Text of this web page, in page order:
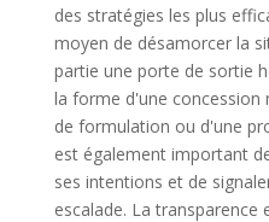
des stratégies les plus
moyen de désamorcer la
partie une porte de sortie
la forme d'une concession
de formulation ou d'une
est également important
ses intentions et de
escalade. La